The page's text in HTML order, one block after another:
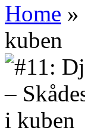
Home »
kuben